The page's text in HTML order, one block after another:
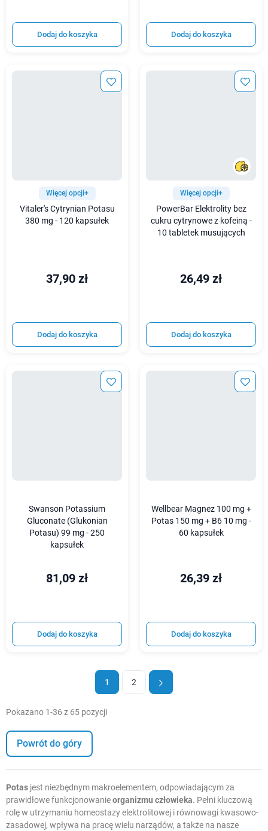
Dodaj do koszyka Dodaj do koszyka
Więcej opcji+
Vitaler's Cytrynian Potasu
380 mg - 120 kapsułek
37,90 zł
Dodaj do koszyka
Więcej opcji+
PowerBar Elektrolity bez
cukru cytrynowe z kofeiną -
10 tabletek musujących
26,49 zł
Dodaj do koszyka
Swanson Potassium
Gluconate (Glukonian
Potasu) 99 mg - 250
kapsułek
81,09 zł
Dodaj do koszyka
Wellbear Magnez 100 mg +
Potas 150 mg + B6 10 mg -
60 kapsułek
26,39 zł
Dodaj do koszyka
1 2
Pokazano 1-36 z 65 pozycji
Powrót do góry
Potas jest niezbędnym makroelementem, odpowiadającym za
prawidłowe funkcjonowanieorganizmu człowieka. Pełni kluczową
rolę w utrzymaniu homeostazy elektrolitowej i równowagi kwasowo-
zasadowej, wpływa na pracę wielu narządów, a także na nasze